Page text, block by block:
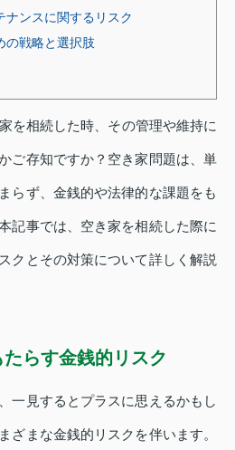
ナンスに関するリスク
の戦略と選択肢
を相続した時、その管理や維持に
ご存知ですか？空き家問題は、単
らず、金銭的や法律的な課題をも
記事では、空き家を相続した際に
クとその対策について詳しく解説
らす金銭的リスク
一見するとプラスに思えるかもし
ざまな金銭的リスクを伴います。